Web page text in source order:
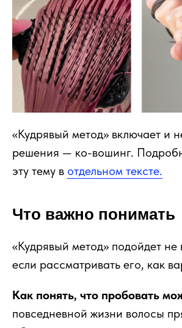
«Кудрявый метод» включает и
решения — ко-вошинг.
эту тему в отдельном тексте.
Что важно понимать
«Кудрявый метод» подойдет
если рассматривать его, как
Как понять, что пробовать
повседневной жизни волосы